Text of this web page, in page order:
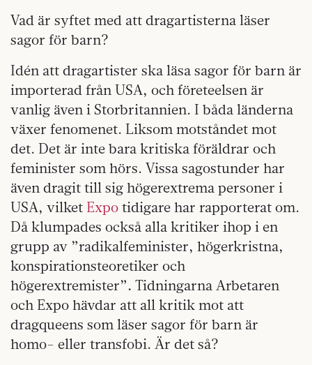
Vad är syftet med att dragartisterna läser
sagor för barn?
Idén att dragartister ska läsa sagor för barn är
importerad från USA, och företeelsen är
vanlig även i Storbritannien. I båda länderna
växer fenomenet. Liksom motståndet mot
det. Det är inte bara kritiska föräldrar och
feminister som hörs. Vissa sagostunder har
även dragit till sig högerextrema personer i
USA, vilket Expo tidigare har rapporterat om.
Då klumpades också alla kritiker ihop i en
grupp av ”radikalfeminister, högerkristna,
konspirationsteoretiker och
högerextremister”. Tidningarna Arbetaren
och Expo hävdar att all kritik mot att
dragqueens som läser sagor för barn är
homo- eller transfobi. Är det så?